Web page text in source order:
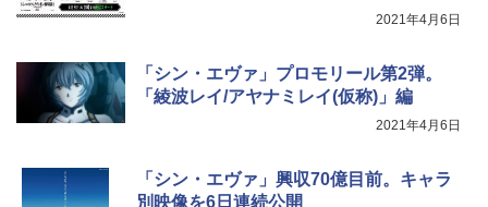
2021年4月6日
「シン・エヴァ」プロモリール第2弾。
「綾波レイ/アヤナミレイ(仮称)」編
2021年4月6日
「シン・エヴァ」興収70億目前。キャラ
別映像を6日連続公開